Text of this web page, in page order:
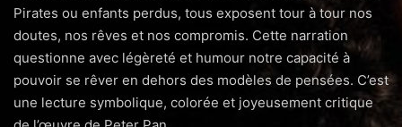
Pirates ou enfants perdus, tous exposent tour à tour nos
doutes, nos rêves et nos compromis. Cette narration
questionne avec légèreté et humour notre capacité à
pouvoir se rêver en dehors des modèles de pensées. C’est
une lecture symbolique, colorée et joyeusement critique